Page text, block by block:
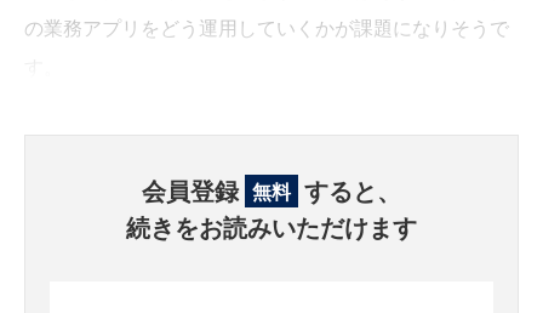
の業務アプリをどう運用していくかが課題になりそうで
会員登録 無料 すると、
続きをお読みいただけます